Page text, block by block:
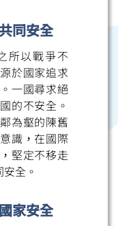
同安全
所以戰爭不
於國家追求
一國尋求絕
的不安全。
為壑的陳舊
識，在國際
堅定不移走
全。
家安全